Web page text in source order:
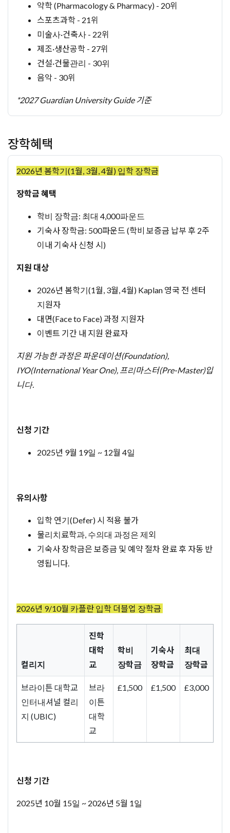
약학 (Pharmacology & Pharmacy) - 20위
스포츠과학 - 21위
미술사·건축사 - 22위
제조·생산공학 - 27위
건설·건물관리 - 30위
음악 - 30위
*2027 Guardian University Guide 기준
장학혜택
2026년 봄학기(1월, 3월, 4월) 입학 장학금
장학금 혜택
학비 장학금: 최대 4,000파운드
기숙사 장학금: 500파운드 (학비 보증금 납부 후 2주
이내 기숙사 신청 시)
지원 대상
2026년 봄학기(1월, 3월, 4월) Kaplan 영국 전 센터
지원자
대면(Face to Face) 과정 지원자
이벤트 기간 내 지원 완료자
지원 가능한 과정은 파운데이션(Foundation),
IYO(International Year One), 프리마스터(Pre-Master)입
니다.
신청 기간
2025년 9월 19일 ~ 12월 4일
유의사항
입학 연기(Defer) 시 적용 불가
물리치료학과, 수의대 과정은 제외
기숙사 장학금은 보증금 및 예약 절차 완료 후 자동 반
영됩니다.
2026년 9/10월 카플란 입학 더블업 장학금
컬리지
진학
대학
교
학비
장학금
기숙사
장학금
최대
장학금
브라이튼 대학교
인터내셔널 컬리
지 (UBIC)
브라
이튼
대학
교
£1,500 £1,500 £3,000
신청 기간
2025년 10월 15일 ~ 2026년 5월 1일